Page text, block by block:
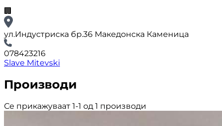
🏢
ул.Индустриска бр.36 Македонска Каменица
078423216
Slave Mitevski
Производи
Се прикажуваат 1-1 од 1 производи